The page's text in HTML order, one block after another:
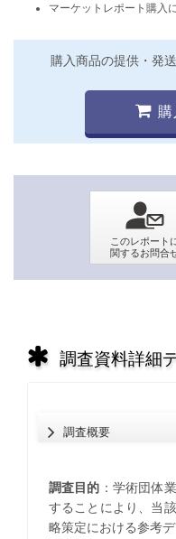
マーケットレポート購入
購入商品の提供・発
調査資料詳細
調査概要
調査目的 ：学術団体
することにより、当
略策定における参考デ